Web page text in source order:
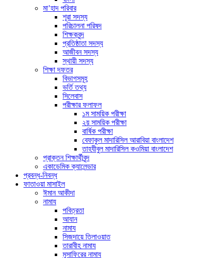
মা’হাদ পরিবার
শূরা সদস্য
পরিচালনা পরিষদ
শিক্ষকবৃন্দ
প্রতিষ্ঠাতা সদস্য
আজীবন সদস্য
স্থায়ী সদস্য
শিক্ষা দফতর
বিভাগসমূহ
ভর্তি তথ্য
সিলেবাস
পরীক্ষার ফলাফল
১ম সাময়িক পরীক্ষা
২য় সাময়িক পরীক্ষা
বার্ষিক পরীক্ষা
বেফাকুল মাদারিসিল আরাবিয়া বাংলাদেশ
তাহযীবুল মাদারিসিল কওমিয়া বাংলাদেশ
প্রাক্তন শিক্ষার্থীবৃন্দ
একাডেমিক ক্যালেন্ডার
প্রবন্ধ-নিবন্ধ
ফাতাওয়া মাসাইল
ঈমান আকীদা
নামায
পবিত্রতা
আযান
নামায
সিজদায়ে তিলাওয়াত
তারাবীহ নামায
মুসাফিরের নামায